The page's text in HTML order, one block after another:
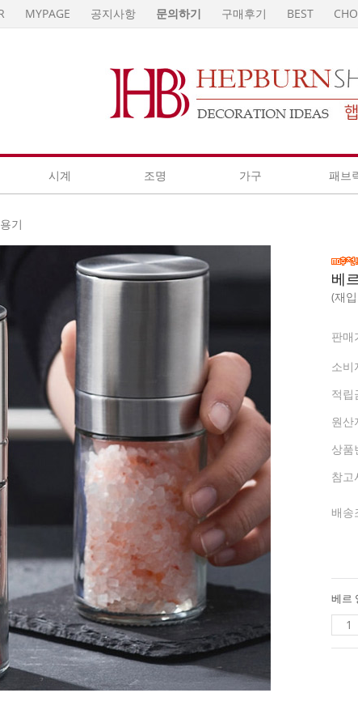
MYPAGE 공지사항 문의하기 구매후기 BEST
시계 조명 가구 패브
기
베
(재
판매
소비
적립
원산
상품
참고
배송
베르